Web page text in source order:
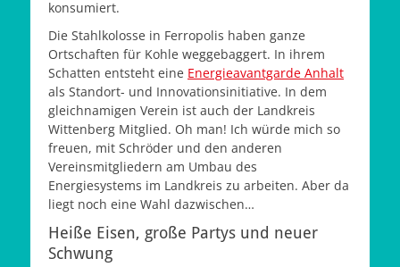
konsumiert.
Die Stahlkolosse in Ferropolis haben ganze
Ortschaften für Kohle weggebaggert. In ihrem
Schatten entsteht eine Energieavantgarde Anhalt
als Standort- und Innovationsinitiative. In dem
gleichnamigen Verein ist auch der Landkreis
Wittenberg Mitglied. Oh man! Ich würde mich so
freuen, mit Schröder und den anderen
Vereinsmitgliedern am Umbau des
Energiesystems im Landkreis zu arbeiten. Aber da
liegt noch eine Wahl dazwischen…
Heiße Eisen, große Partys und neuer
Schwung